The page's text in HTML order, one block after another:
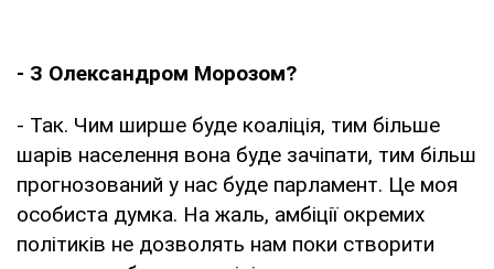
- З Олександром Морозом?
- Так. Чим ширше буде коаліція, тим більше
шарів населення вона буде зачіпати, тим більш
прогнозований у нас буде парламент. Це моя
особиста думка. На жаль, амбіції окремих
політиків не дозволять нам поки створити